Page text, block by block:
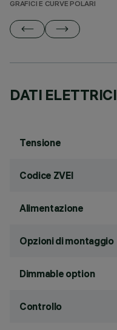
GRAFICI E CURVE POLARI
DATI ELETTRICI
Tensione
Codice ZVEI
Alimentazione
Opzioni di montaggio
Dimmable option
Controllo